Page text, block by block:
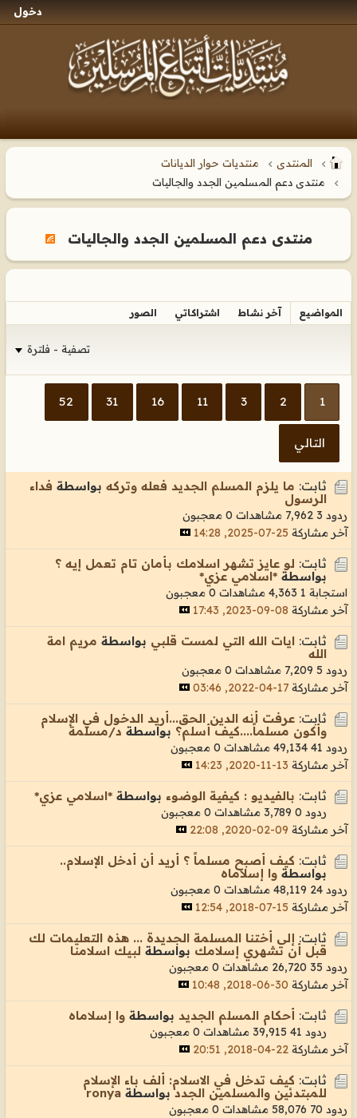
دخول
المنتدى
منتديات حوار الديانات
منتدى دعم المسلمين الجدد والجاليات
منتدى دعم المسلمين الجدد والجاليات
المواضيع آخر نشاط اشتراكاتي الصور
تصفية - فلترة
1
2
3
11
16
31
52
التالي
ثابت: ما يلزم المسلم الجديد فعله وتركه بواسطة فداء
الرسول
ردود 3 7,962 مشاهدات
0 معجبون
آخر مشاركة 25-07-2025, 14:28
ثابت: لو عايز تشهر اسلامك بأمان تام تعمل إيه ؟
بواسطة *اسلامي عزي*
استجابة 1 4,363 مشاهدات
0 معجبون
آخر مشاركة 08-09-2023, 17:43
ثابت: ايات الله التي لمست قلبي بواسطة مريم امة
الله
ردود 5 7,209 مشاهدات
0 معجبون
آخر مشاركة 17-04-2022, 03:46
ثابت: عرفت أنه الدين الحق...أريد الدخول في الإسلام
وأكون مسلماً....كيف أسلم؟ بواسطة د/مسلمة
ردود 41 49,134 مشاهدات
0 معجبون
آخر مشاركة 13-11-2020, 14:23
ثابت: بالفيديو : كيفية الوضوء بواسطة *اسلامي عزي*
ردود 0 3,789 مشاهدات
0 معجبون
آخر مشاركة 09-02-2020, 22:08
ثابت: كيف أصبح مسلماً ؟ أريد أن أدخل الإسلام..
بواسطة وا إسلاماه
ردود 24 48,119 مشاهدات
0 معجبون
آخر مشاركة 15-07-2018, 12:54
ثابت: إلى أختنا المسلمة الجديدة ... هذه التعليمات لك
قبل أن تشهري إسلامك بواسطة لبيك اسلامنا
ردود 35 26,720 مشاهدات
0 معجبون
آخر مشاركة 30-06-2018, 10:48
ثابت: أحكام المسلم الجديد بواسطة وا إسلاماه
ردود 41 39,915 مشاهدات
0 معجبون
آخر مشاركة 22-04-2018, 20:51
ثابت: كيف تدخل في الاسلام: ألف باء الإسلام
للمبتدئين والمسلمين الجدد بواسطة ronya
ردود 70 58,076 مشاهدات
0 معجبون